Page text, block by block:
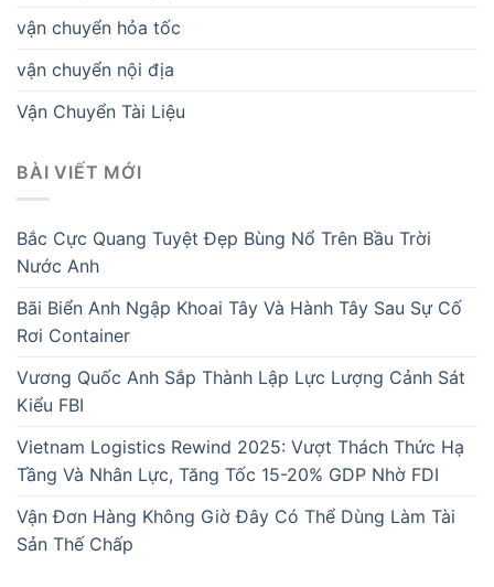
vận chuyển hỏa tốc
vận chuyển nội địa
Vận Chuyển Tài Liệu
BÀI VIẾT MỚI
Bắc Cực Quang Tuyệt Đẹp Bùng Nổ Trên Bầu Trời
Nước Anh
Bãi Biển Anh Ngập Khoai Tây Và Hành Tây Sau Sự Cố
Rơi Container
Vương Quốc Anh Sắp Thành Lập Lực Lượng Cảnh Sát
Kiểu FBI
Vietnam Logistics Rewind 2025: Vượt Thách Thức Hạ
Tầng Và Nhân Lực, Tăng Tốc 15-20% GDP Nhờ FDI
Vận Đơn Hàng Không Giờ Đây Có Thể Dùng Làm Tài
Sản Thế Chấp